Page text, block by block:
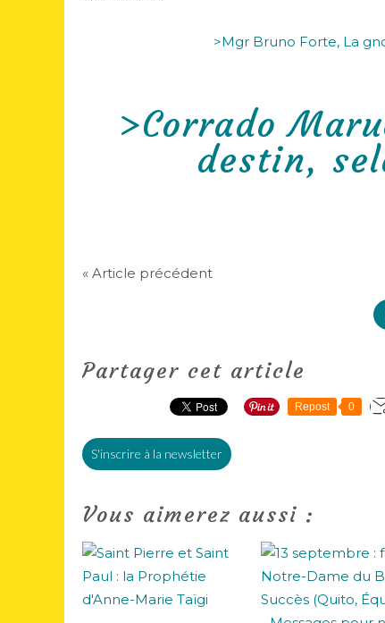
>Mgr Bruno Forte, La
>Corrado
destin,
« Article précédent
Partager cet article
Repost 0
S'inscrire à la newsletter
Vous aimerez aussi :